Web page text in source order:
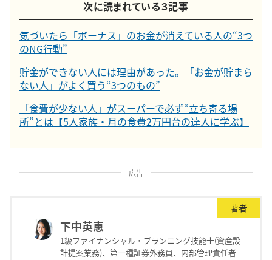
次に読まれている３記事
気づいたら「ボーナス」のお金が消えている人の“3つ
のNG行動”
貯金ができない人には理由があった。「お金が貯まら
ない人」がよく買う“3つのもの”
「食費が少ない人」がスーパーで必ず“立ち寄る場
所”とは【5人家族・月の食費2万円台の達人に学ぶ】
広告
著者
下中英恵
1級ファイナンシャル・プランニング技能士(資産設
計提案業務)、第一種証券外務員、内部管理責任者